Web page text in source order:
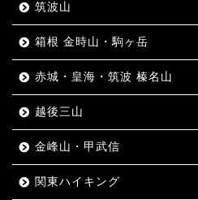
筑波山
箱根 金時山・駒ヶ岳
赤城・皇海・筑波 榛名山
越後三山
金峰山・甲武信
関東ハイキング